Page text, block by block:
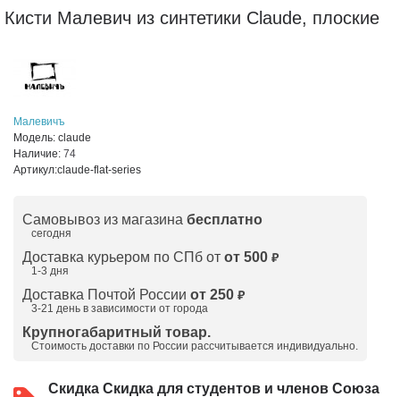
Кисти Малевич из синтетики Claude, плоские
Малевичъ
Модель: claude
Наличие: 74
Артикул:claude-flat-series
Самовывоз из магазина бесплатно
сегодня
Доставка курьером по СПб от от 500 ₽
1-3 дня
Доставка Почтой России от 250 ₽
3-21 день в зависимости от города
Крупногабаритный товар.
Стоимость доставки по России рассчитывается индивидуально.
Скидка Скидка для студентов и членов Союза